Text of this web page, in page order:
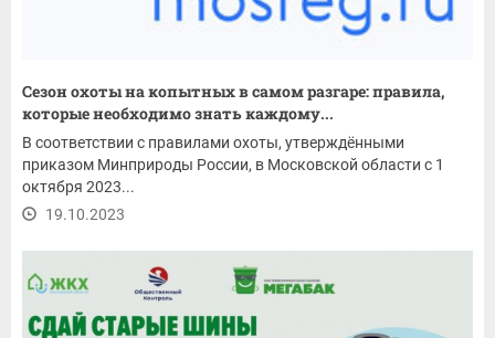
Сезон охоты на копытных в самом разгаре: правила,
которые необходимо знать каждому...
В соответствии с правилами охоты, утверждёнными
приказом Минприроды России, в Московской области с 1
октября 2023...
19.10.2023